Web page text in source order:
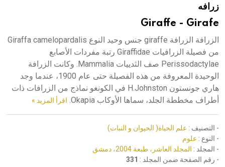
زرافه
Giraffe - Girafe
الزرافة الزرافة giraffe جنس وحيد النوع Giraffa camelopardalis
من فصيلة الزرافيات Giraffidae رتبة مفردات الأصابع
Perissodactylae صف الثدييات Mammalia. وكانت الزرافة
الوحيدة المعروفة من هذه الفصيلة حتى عام 1900، عندما وجد
هاري جونستون H.Johnston في الكونغو نماذج من الزرافات ذات
أطراف مخططة الجلد، سماها الأوكاب Okapia.
اقرأ المزيد »
- التصنيف : علم الحياة( الحيوان و النبات)
- النوع : علوم
- المجلد : المجلد العاشر، طبعة 2004، دمشق
- رقم الصفحة ضمن المجلد : 331